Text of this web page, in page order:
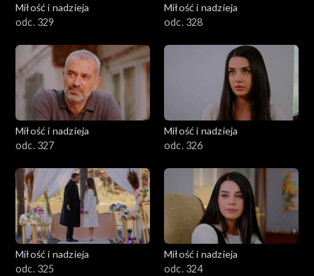
Miłość i nadzieja
odc. 329
Miłość i nadzieja
odc. 328
Miłość i nadzieja
odc. 327
Miłość i nadzieja
odc. 326
Miłość i nadzieja
odc. 325
Miłość i nadzieja
odc. 324